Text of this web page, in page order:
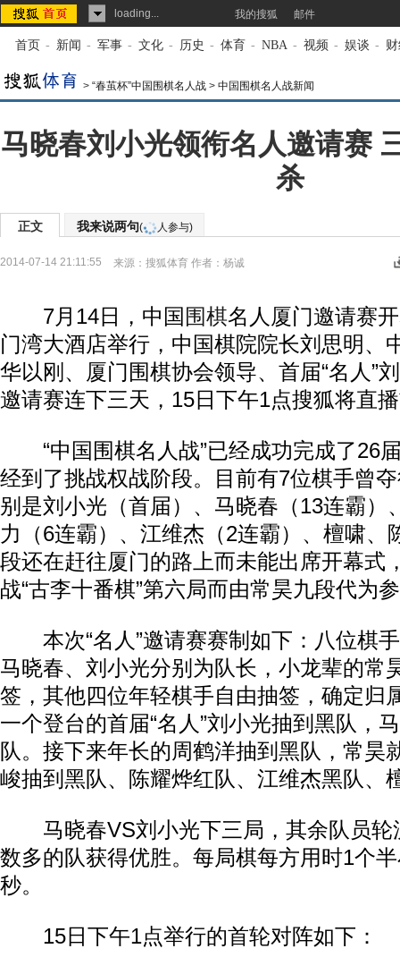
loading... 我的搜狐 邮件
首页 - 新闻 - 军事 - 文化 - 历史 - 体育 - NBA - 视频 - 娱谈 -
> “春茧杯”中国围棋名人战 > 中国围棋名人战新闻
马晓春刘小光领衔名人邀请赛
杀
正文 我来说两句( 人参与)
2014-07-14 21:11:55 来源： 搜狐体育 作者：杨诚
7月14日，中国 围棋名人厦门邀请赛
门湾大酒店举行，中国棋院院长刘思明、
华以刚、厦门围棋协会领导、首届“名人”
邀请赛连下三天，15日下午1点搜狐将直
“中国围棋名人战”已经成功完成了26
经到了挑战权战阶段。目前有7位棋手曾夺
别是刘小光（首届）、马晓春（13连霸）
力（6连霸）、江维杰（2连霸）、檀啸、
段还在赶往厦门的路上而未能出席开幕式
战“古李十番棋”第六局而由常昊九段代为
本次“名人”邀请赛赛制如下：八位棋
马晓春、刘小光分别为队长，小龙辈的常
签，其他四位年轻棋手自由抽签，确定归
一个登台的首届“名人”刘小光抽到黑队，
队。接下来年长的周鹤洋抽到黑队，常昊
峻抽到黑队、陈耀烨红队、江维杰黑队、
马晓春VS刘小光下三局，其余队员轮
数多的队获得优胜。每局棋每方用时1个
秒。
15日下午1点举行的首轮对阵如下：